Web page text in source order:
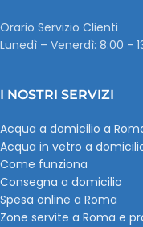
Orario Servizio Clienti
Lunedì – Venerdì: 8:00 -
I NOSTRI SERVIZI
Acqua a domicilio a
Acqua in vetro a
Come funziona
Consegna a domicilio
Spesa online a Roma
Zone servite a Roma e